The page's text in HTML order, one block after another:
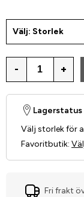
Välj: Storlek
- +
Välj storlek för
Favoritbutik:
Fri frakt